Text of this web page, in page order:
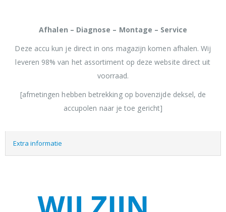
Afhalen – Diagnose – Montage – Service
Deze accu kun je direct in ons magazijn komen afhalen. Wij
leveren 98% van het assortiment op deze website direct uit
voorraad.
[afmetingen hebben betrekking op bovenzijde deksel, de
accupolen naar je toe gericht]
Extra informatie